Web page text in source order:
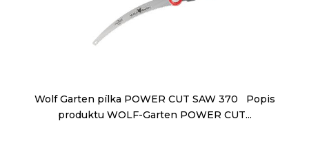
Wolf Garten pílka POWER CUT SAW 370 Popis
produktu WOLF-Garten POWER CUT...